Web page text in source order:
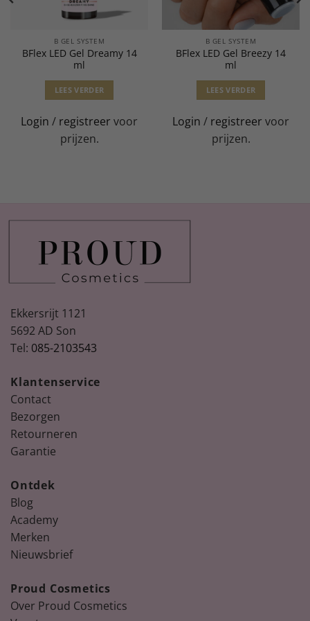
B GEL SYSTEM
BFlex LED Gel Dreamy 14
ml
LEES VERDER
Login / registreer voor
prijzen.
B GEL SYSTEM
BFlex LED Gel Breezy 14
ml
LEES VERDER
Login / registreer voor
prijzen.
Ekkersrijt 1121
5692 AD Son
Tel: 085-2103543
Klantenservice
Contact
Bezorgen
Retourneren
Garantie
Ontdek
Blog
Academy
Merken
Nieuwsbrief
Proud Cosmetics
Over Proud Cosmetics